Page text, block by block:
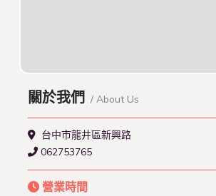
關於我們 / About Us
台中市龍井區新興路
062753765
營業時間